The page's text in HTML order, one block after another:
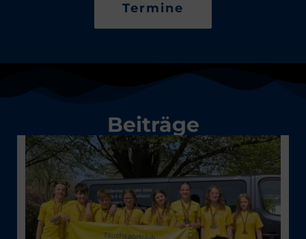
Termine
Beiträge